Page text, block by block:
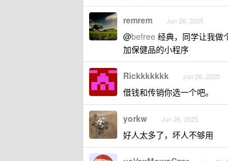
remrem Jun 26, 2025
@befree 经典，同学让我做
加保健品的小程序
Rickkkkkkk Jun 26, 2025
借钱和传销你选一个吧。
yorkw Jun 26, 2025
好人太多了，坏人不够用